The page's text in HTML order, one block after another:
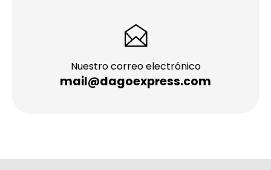
Nuestro correo electrónico
mail@dagoexpress.com